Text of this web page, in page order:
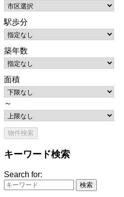
駅歩分
築年数
面積
～
キーワード検索
Search for: